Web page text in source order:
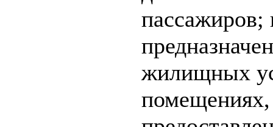
жилищных
помещениях,